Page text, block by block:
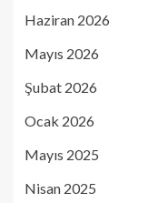
Haziran 2026
Mayıs 2026
Şubat 2026
Ocak 2026
Mayıs 2025
Nisan 2025